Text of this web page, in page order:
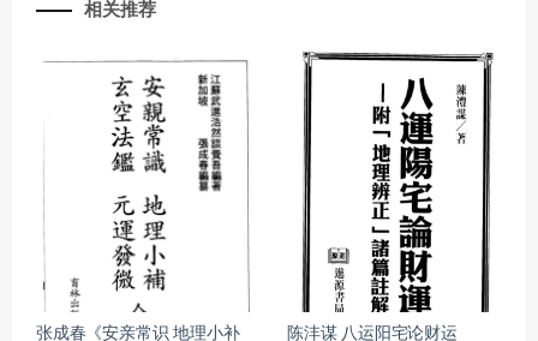
相关推荐
张成春《安亲常识 地理小补 陈沣谋 八运阳宅论财运